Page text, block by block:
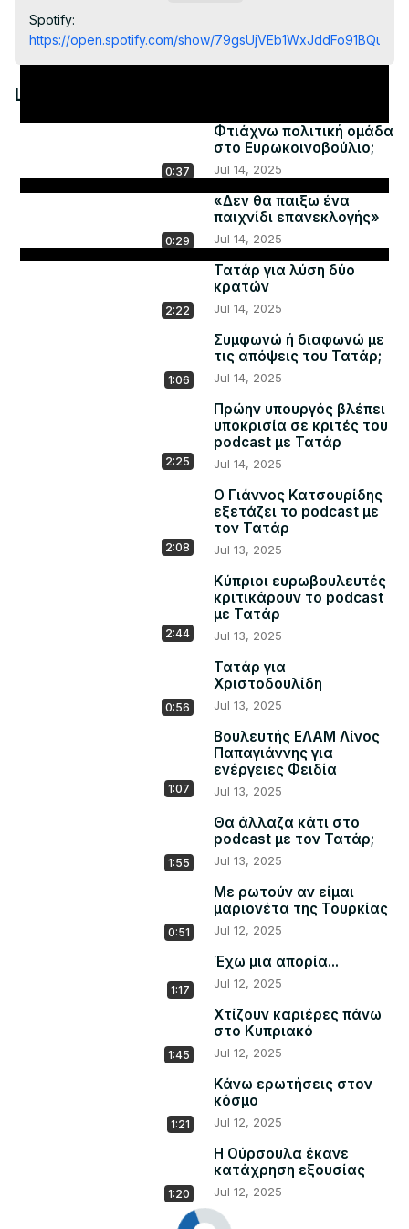
Spotify:
https://open.spotify.com/show/79gsUjVEb1WxJddFo91BQu
Latest Videos
0:37
Φτιάχνω πολιτική ομάδα
στο Ευρωκοινοβούλιο;
Jul 14, 2025
0:29
«Δεν θα παιξω ένα
παιχνίδι επανεκλογής»
Jul 14, 2025
2:22
Τατάρ για λύση δύο
κρατών
Jul 14, 2025
1:06
Συμφωνώ ή διαφωνώ με
τις απόψεις του Τατάρ;
Jul 14, 2025
2:25
Πρώην υπουργός βλέπει
υποκρισία σε κριτές του
podcast με Τατάρ
Jul 14, 2025
2:08
Ο Γιάννος Κατσουρίδης
εξετάζει το podcast με
τον Τατάρ
Jul 13, 2025
2:44
Κύπριοι ευρωβουλευτές
κριτικάρουν το podcast
με Τατάρ
Jul 13, 2025
0:56
Τατάρ για
Χριστοδουλίδη
Jul 13, 2025
1:07
Βουλευτής ΕΛΑΜ Λίνος
Παπαγιάννης για
ενέργειες Φειδία
Jul 13, 2025
1:55
Θα άλλαζα κάτι στο
podcast με τον Τατάρ;
Jul 13, 2025
0:51
Με ρωτούν αν είμαι
μαριονέτα της Τουρκίας
Jul 12, 2025
1:17
Έχω μια απορία...
Jul 12, 2025
1:45
Χτίζουν καριέρες πάνω
στο Κυπριακό
Jul 12, 2025
1:21
Κάνω ερωτήσεις στον
κόσμο
Jul 12, 2025
1:20
Η Ούρσουλα έκανε
κατάχρηση εξουσίας
Jul 12, 2025